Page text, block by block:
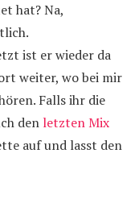
hat? Na,
ist er wieder da
weiter, wo bei mir
Falls ihr die
den letzten Mix
auf und lasst den